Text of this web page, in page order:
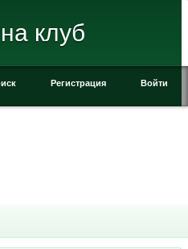
клуб
Регистрация Войти